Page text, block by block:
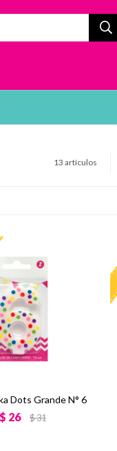
13 artículos
Dots Grande N° 6
$ 26 $31